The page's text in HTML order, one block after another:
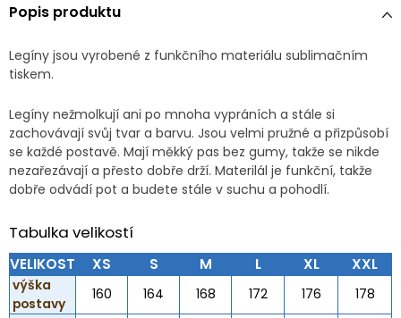
Popis produktu
Legíny jsou vyrobené z funkčního materiálu sublimačním
tiskem.
Legíny nežmolkují ani po mnoha vypráních a stále si
zachovávají svůj tvar a barvu. Jsou velmi pružné a přizpůsobí
se každé postavě. Mají měkký pas bez gumy, takže se nikde
nezařezávají a přesto dobře drží. Materilál je funkční, takže
dobře odvádí pot a budete stále v suchu a pohodlí.
Tabulka velikostí
VELIKOST XS S M L XL XXL
výška
postavy
160 164 168 172 176
178